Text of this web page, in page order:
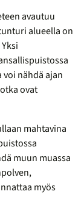
avautuu
alueella on
Yksi
voi nähdä ajan
ovat
mahtavina
muun muassa
myös